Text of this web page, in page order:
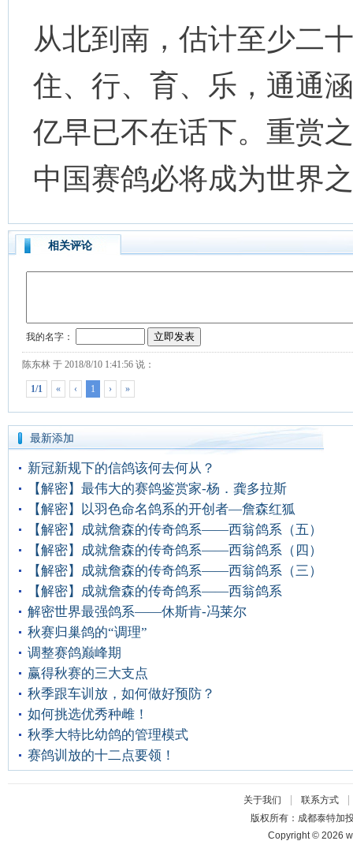
从北到南，估计至少二
住、行、育、乐，通通
亿早已不在话下。重赏
中国赛鸽必将成为世界
相关评论
最新添加
新冠新规下的信鸽该何去何从？
【解密】最伟大的赛鸽鉴赏家-杨．龚多拉斯
【解密】以羽色命名鸽系的开创者—詹森红狐
【解密】成就詹森的传奇鸽系——西翁鸽系（五）
【解密】成就詹森的传奇鸽系——西翁鸽系（四）
【解密】成就詹森的传奇鸽系——西翁鸽系（三）
【解密】成就詹森的传奇鸽系——西翁鸽系
解密世界最强鸽系——休斯肯-冯莱尔
秋赛归巢鸽的“调理”
调整赛鸽巅峰期
赢得秋赛的三大支点
秋季跟车训放，如何做好预防？
如何挑选优秀种雌！
秋季大特比幼鸽的管理模式
赛鸽训放的十二点要领！
关于我们 联系方式
版权所有：成都泰特加
Copyright © 2026